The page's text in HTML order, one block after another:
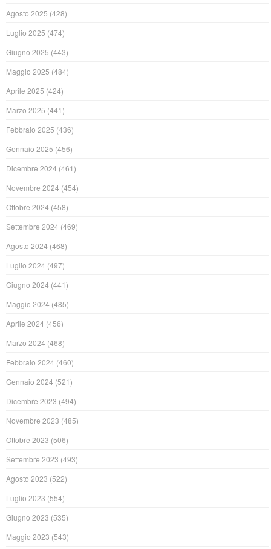
Agosto 2025 (428)
Luglio 2025 (474)
Giugno 2025 (443)
Maggio 2025 (484)
Aprile 2025 (424)
Marzo 2025 (441)
Febbraio 2025 (436)
Gennaio 2025 (456)
Dicembre 2024 (461)
Novembre 2024 (454)
Ottobre 2024 (458)
Settembre 2024 (469)
Agosto 2024 (468)
Luglio 2024 (497)
Giugno 2024 (441)
Maggio 2024 (485)
Aprile 2024 (456)
Marzo 2024 (468)
Febbraio 2024 (460)
Gennaio 2024 (521)
Dicembre 2023 (494)
Novembre 2023 (485)
Ottobre 2023 (506)
Settembre 2023 (493)
Agosto 2023 (522)
Luglio 2023 (554)
Giugno 2023 (535)
Maggio 2023 (543)